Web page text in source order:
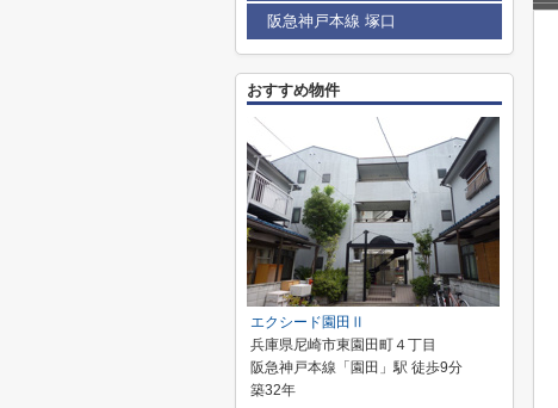
阪急神戸本線 塚口
おすすめ物件
エクシード園田Ⅱ
兵庫県尼崎市東園田町４丁目
阪急神戸本線「園田」駅 徒歩9分
築32年